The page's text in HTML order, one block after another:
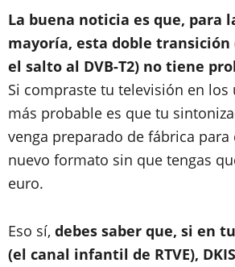
La buena noticia es que, para
mayoría, esta doble transición
el salto al DVB-T2) no tiene
Si compraste tu televisión en
más probable es que tu
venga preparado de fábrica para
nuevo formato sin que tengas
euro.
Eso sí, debes saber que, si en
(el canal infantil de RTVE),